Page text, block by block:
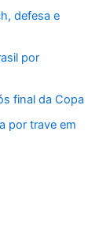
defesa e
por
final da Copa
por trave em